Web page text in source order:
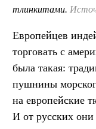
тлинкитами.
Европейцев
торговать с
была такая:
пушнины
на европейские
И от русских